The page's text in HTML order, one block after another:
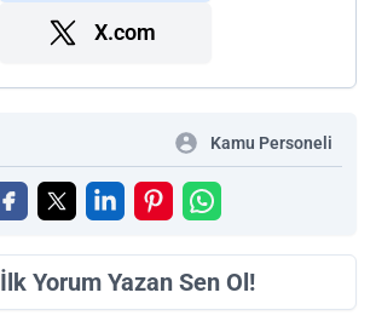
X.com
Kamu Personeli
İlk Yorum Yazan Sen Ol!